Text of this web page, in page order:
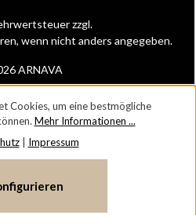
ARNAVA
zzgl.
wenn nicht anders angegeben.
Cookies, um eine bestmögliche
Mehr Informationen ...
| Impressum